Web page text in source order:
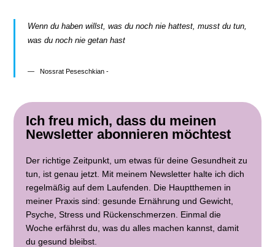
Wenn du haben willst, was du noch nie hattest, musst du tun,
was du noch nie getan hast
Nossrat Peseschkian -
Ich freu mich, dass du meinen
Newsletter abonnieren möchtest
Der richtige Zeitpunkt, um etwas für deine Gesundheit zu
tun, ist genau jetzt. Mit meinem Newsletter halte ich dich
regelmäßig auf dem Laufenden. Die Hauptthemen in
meiner Praxis sind: gesunde Ernährung und Gewicht,
Psyche, Stress und Rückenschmerzen. Einmal die
Woche erfährst du, was du alles machen kannst, damit
du gesund bleibst.